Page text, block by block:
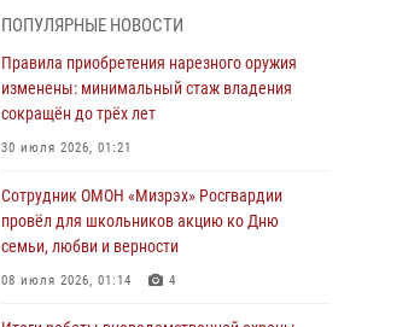
армии Виктор Золотов поздравил
специалистов подразделений тыла с
профессиональным праздником
01 августа 2026, 10:23
национальной гвардии Российской
Федерации
01 августа 2026, 10:21
ПОПУЛЯРНЫЕ НОВОСТИ
Правила приобретения нарезного оружия
изменены: минимальный стаж владения
сокращён до трёх лет
30 июля 2026, 01:21
Сотрудник ОМОН «Мизрэх» Росгвардии
провёл для школьников акцию ко Дню
семьи, любви и верности
08 июля 2026, 01:14 4